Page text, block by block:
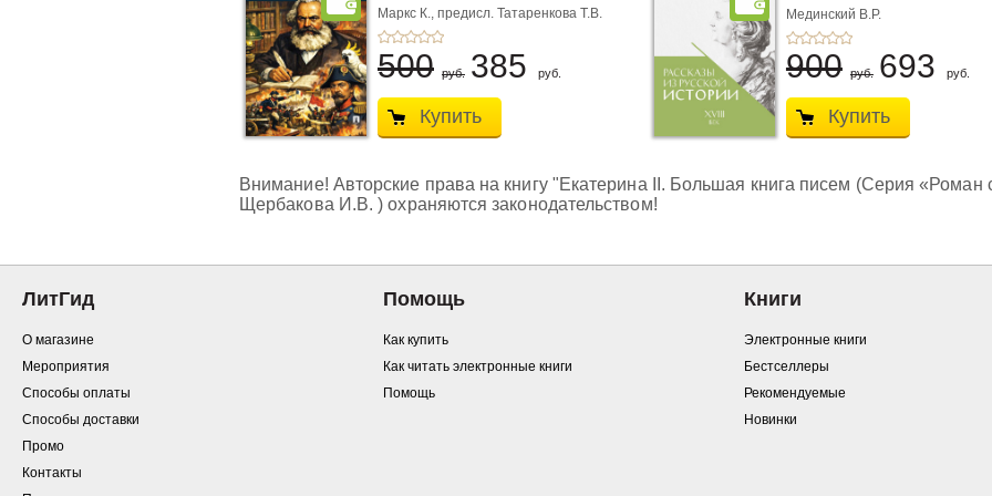
Маркс К., предисл. Татаренкова Т.В.
500 руб. 385 руб.
Купить
пер� ...
Мединский В.Р.
900 руб. 693 руб.
Купить
Внимание! Авторские права на книгу "Екатерина II. Большая книга писем (Серия «Роман
Щербакова И.В. ) охраняются законодательством!
ЛитГид
О магазине
Мероприятия
Способы оплаты
Способы доставки
Промо
Контакты
Помощь
Как купить
Как читать электронные книги
Помощь
Книги
Электронные книги
Бестселлеры
Рекомендуемые
Новинки